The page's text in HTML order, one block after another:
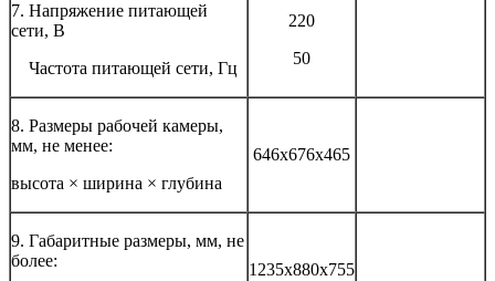
7. Напряжение питающей
сети, В
Частота питающей сети, Гц
220
50
8. Размеры рабочей камеры,
мм, не менее:
высота × ширина × глубина
646х676х465
9. Габаритные размеры, мм, не
более:
1235х880х755